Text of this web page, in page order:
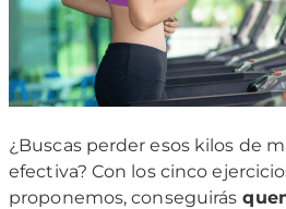
¿Buscas perder esos kilos de
efectiva? Con los cinco
proponemos, conseguirás